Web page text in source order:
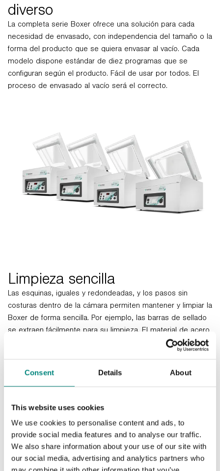
Consent Details About
This website uses cookies
We use cookies to personalise content and ads, to
provide social media features and to analyse our traffic.
We also share information about your use of our site with
our social media, advertising and analytics partners who
diverso
La completa serie Boxer ofrece una solución para cada
necesidad de envasado, con independencia del tamaño o la
forma del producto que se quiera envasar al vacío. Cada
modelo dispone estándar de diez programas que se
configuran según el producto. Fácil de usar por todos. El
proceso de envasado al vacío será el correcto.
Limpieza sencilla
Las esquinas, iguales y redondeadas, y los pasos sin
costuras dentro de la cámara permiten mantener y limpiar la
Boxer de forma sencilla. Por ejemplo, las barras de sellado
se extraen fácilmente para su limpieza. El material de acero
inoxidable del interior y del exterior hace que este modelo